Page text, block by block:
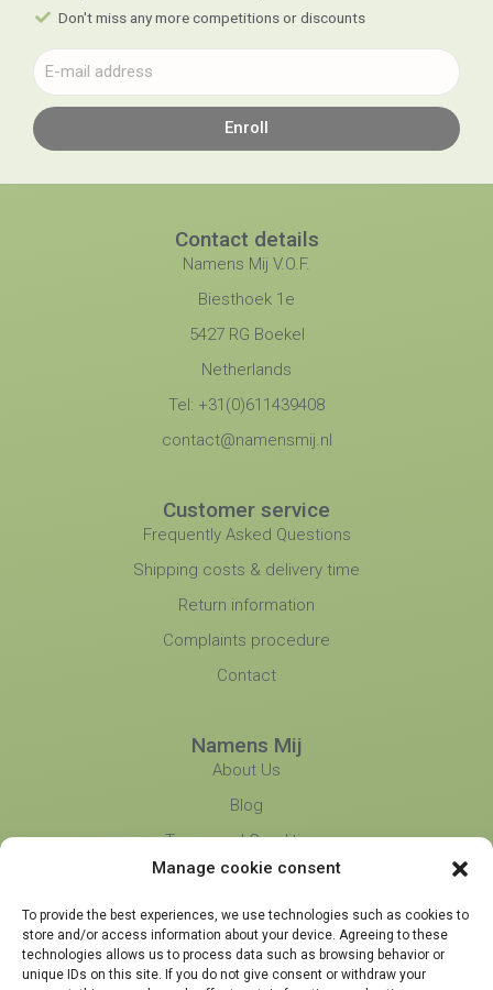
Manage cookie consent
To provide the best experiences, we use technologies such as cookies to
store and/or access information about your device. Agreeing to these
technologies allows us to process data such as browsing behavior or
unique IDs on this site. If you do not give consent or withdraw your
Don't miss any more competitions or discounts
Enroll
Contact details
Namens Mij V.O.F.
Biesthoek 1e
5427 RG Boekel
Netherlands
Tel: +31(0)611439408
contact@namensmij.nl
Customer service
Frequently Asked Questions
Shipping costs & delivery time
Return information
Complaints procedure
Contact
Namens Mij
About Us
Blog
Terms and Conditions
Privacy Policy
Partners